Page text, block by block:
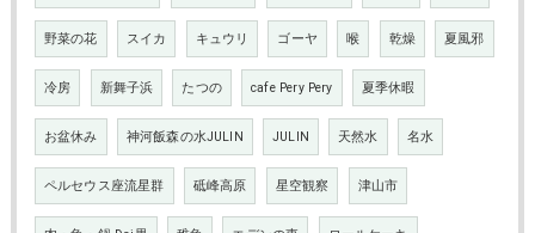
野菜の花 スイカ キュウリ ゴーヤ 喉 乾燥 夏風邪
冷房 新舞子浜 たつの cafe Pery Pery 夏季休暇
お盆休み 神河飯森の水JULIN JULIN 天然水 名水
ペルセウス座流星群 砥峰高原 星空観察 津山市